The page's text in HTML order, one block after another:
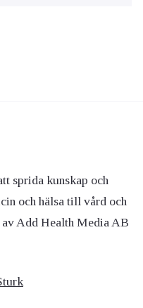
sprida kunskap och
och hälsa till vård och
Add Health Media AB